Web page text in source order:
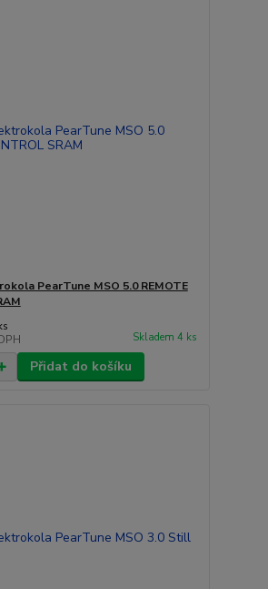
PearTune MSO 5.0 REMOTE
Skladem 4 ks
Přidat do košíku